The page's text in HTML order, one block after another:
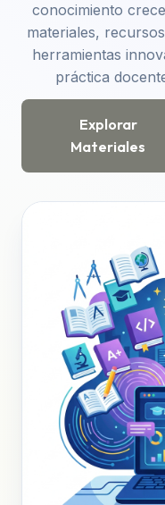
conocimiento
materiales,
herramientas
práctica
Explorar
Materiales